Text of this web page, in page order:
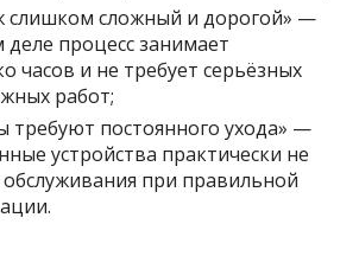
слишком сложный и дорогой» —
деле процесс занимает
часов и не требует серьёзных
работ;
требуют постоянного ухода» —
устройства практически не
при правильной